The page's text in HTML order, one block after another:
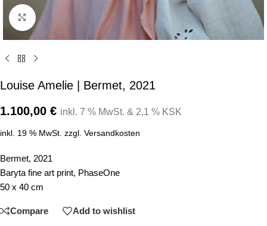
Click to enlarge
Louise Amelie | Bermet, 2021
1.100,00 € inkl. 7 % MwSt. & 2,1 % KSK
inkl. 19 % MwSt. zzgl. Versandkosten
Bermet, 2021
Baryta fine art print, PhaseOne
50 x 40 cm
Compare Add to wishlist